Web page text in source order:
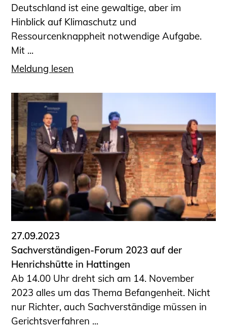
Deutschland ist eine gewaltige, aber im
Hinblick auf Klimaschutz und
Ressourcenknappheit notwendige Aufgabe.
Mit ...
Meldung lesen
27.09.2023
Sachverständigen-Forum 2023 auf der
Henrichshütte in Hattingen
Ab 14.00 Uhr dreht sich am 14. November
2023 alles um das Thema Befangenheit. Nicht
nur Richter, auch Sachverständige müssen in
Gerichtsverfahren ...